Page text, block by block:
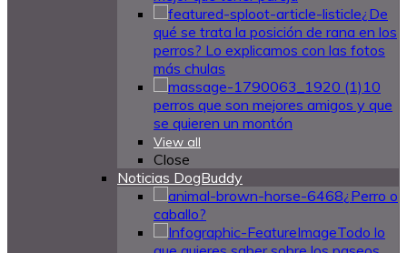
¿De
qué se trata la posición de rana en los
perros? Lo explicamos con las fotos
más chulas
10
perros que son mejores amigos y que
se quieren un montón
View all
Close
Noticias DogBuddy
¿Perro o
caballo?
Todo lo